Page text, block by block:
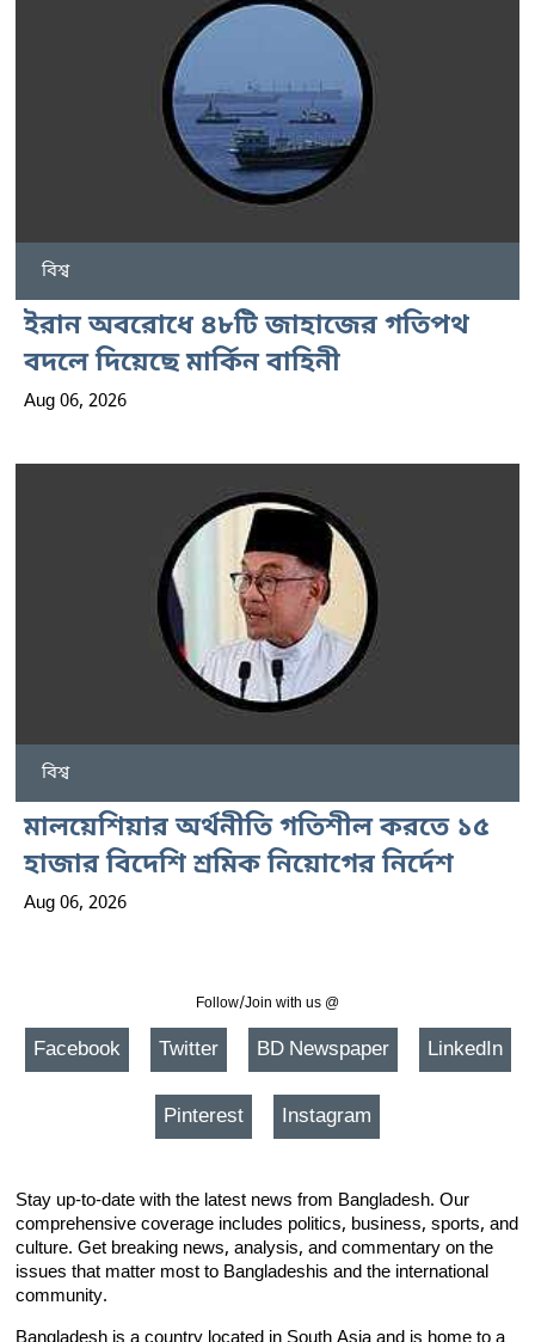
বিশ্ব
ইরান অবরোধে ৪৮টি জাহাজের গতিপথ
বদলে দিয়েছে মার্কিন বাহিনী
Aug 06, 2026
বিশ্ব
মালয়েশিয়ার অর্থনীতি গতিশীল করতে ১৫
হাজার বিদেশি শ্রমিক নিয়োগের নির্দেশ
Aug 06, 2026
Follow/Join with us @
Facebook Twitter BD Newspaper LinkedIn
Pinterest Instagram
Stay up-to-date with the latest news from Bangladesh. Our
comprehensive coverage includes politics, business, sports, and
culture. Get breaking news, analysis, and commentary on the
issues that matter most to Bangladeshis and the international
community.